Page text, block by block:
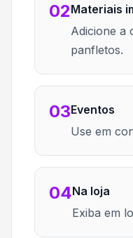
02Materiais
Adicione a
panfletos.
03Eventos
Use em
04Na loja
Exiba em